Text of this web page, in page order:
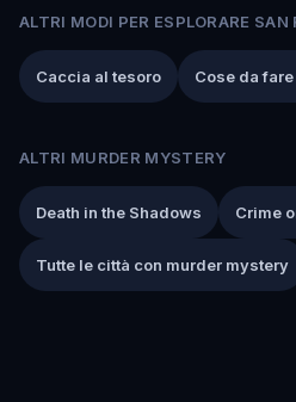
ALTRI MODI PER ESPLORARE SAN
Caccia al tesoro Cose da
ALTRI MURDER MYSTERY
Death in the Shadows Crime
Tutte le città con murder mystery